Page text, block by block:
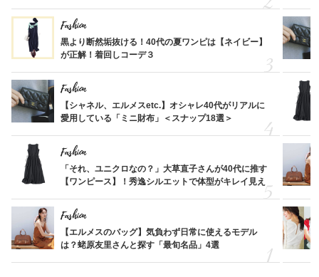
Fashion
黒より断然垢抜ける！40代の夏ワンピは【ネイビー】
が正解！着回しコーデ３
Fashion
【シャネル、エルメスetc.】オシャレ40代がリアルに
愛用している「ミニ財布」＜スナップ18選＞
Fashion
「それ、ユニクロなの？」大草直子さんが40代に推す
【ワンピース】！秀逸シルエットで体型がキレイ見え
Fashion
【エルメスのバッグ】気負わず日常に使えるモデル
は？蛯原友里さんと探す「最旬名品」4選